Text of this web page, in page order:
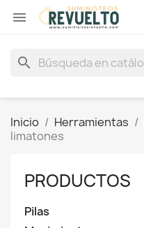

search
Inicio Herramientas
limatones
PRODUCTOS
Pilas